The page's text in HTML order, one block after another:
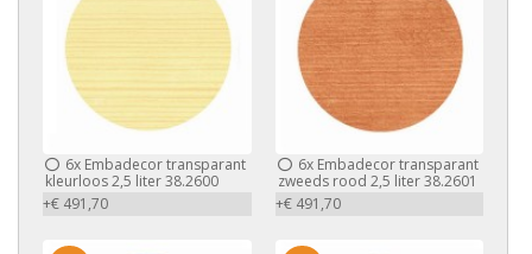
6x Embadecor transparant
kleurloos 2,5 liter 38.2600
+€ 491,70
6xEmbadecor transparant
zweeds rood 2,5 liter 38.2601
+€ 491,70